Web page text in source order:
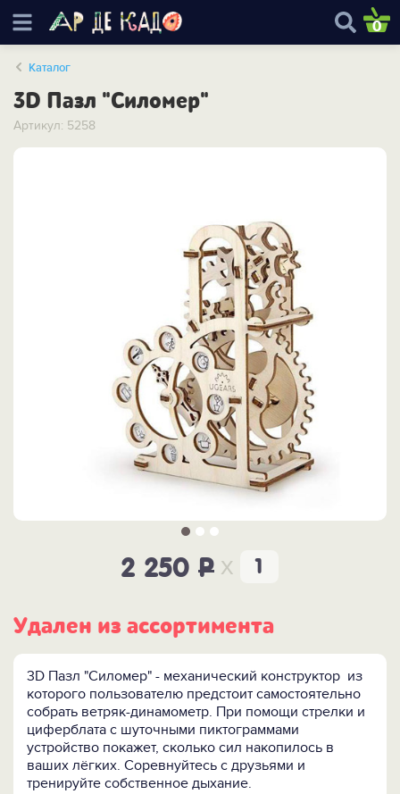
0
Каталог
3D Пазл "Силомер"
Артикул: 5258
2 250 P x
Удален из ассортимента
3D Пазл "Силомер" - механический конструктор из
которого пользователю предстоит самостоятельно
собрать ветряк-динамометр. При помощи стрелки и
циферблата с шуточными пиктограммами
устройство покажет, сколько сил накопилось в
ваших лёгких. Соревнуйтесь с друзьями и
тренируйте собственное дыхание.